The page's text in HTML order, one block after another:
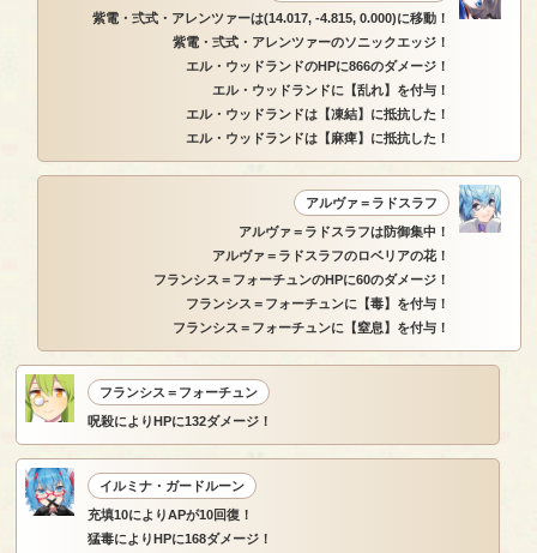
紫電・弍式・アレンツァーは(14.017, -4.815, 0.000)に移動！
紫電・弍式・アレンツァーのソニックエッジ！
エル・ウッドランドのHPに866のダメージ！
エル・ウッドランドに【乱れ】を付与！
エル・ウッドランドは【凍結】に抵抗した！
エル・ウッドランドは【麻痺】に抵抗した！
アルヴァ＝ラドスラフ
アルヴァ＝ラドスラフは防御集中！
アルヴァ＝ラドスラフのロベリアの花！
フランシス＝フォーチュンのHPに60のダメージ！
フランシス＝フォーチュンに【毒】を付与！
フランシス＝フォーチュンに【窒息】を付与！
フランシス＝フォーチュン
呪殺によりHPに132ダメージ！
イルミナ・ガードルーン
充填10によりAPが10回復！
猛毒によりHPに168ダメージ！